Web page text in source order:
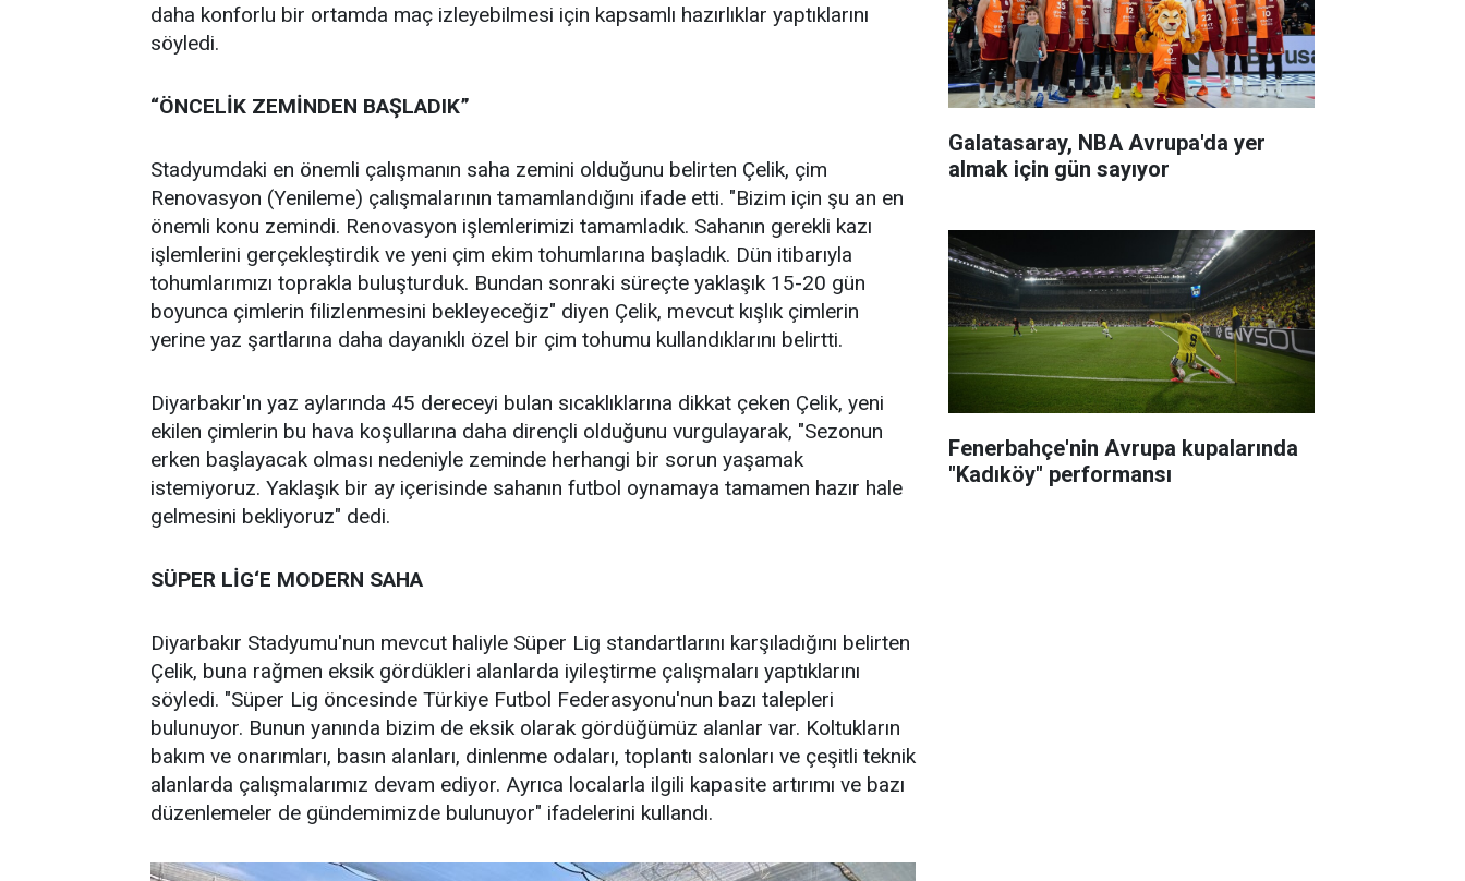
daha konforlu bir ortamda maç izleyebilmesi için kapsamlı hazırlıklar yaptıklarını
söyledi.
“ÖNCELİK ZEMİNDEN BAŞLADIK”
Stadyumdaki en önemli çalışmanın saha zemini olduğunu belirten Çelik, çim
Renovasyon (Yenileme) çalışmalarının tamamlandığını ifade etti. "Bizim için şu an en
önemli konu zemindi. Renovasyon işlemlerimizi tamamladık. Sahanın gerekli kazı
işlemlerini gerçekleştirdik ve yeni çim ekim tohumlarına başladık. Dün itibarıyla
tohumlarımızı toprakla buluşturduk. Bundan sonraki süreçte yaklaşık 15-20 gün
boyunca çimlerin filizlenmesini bekleyeceğiz" diyen Çelik, mevcut kışlık çimlerin
yerine yaz şartlarına daha dayanıklı özel bir çim tohumu kullandıklarını belirtti.
Diyarbakır'ın yaz aylarında 45 dereceyi bulan sıcaklıklarına dikkat çeken Çelik, yeni
ekilen çimlerin bu hava koşullarına daha dirençli olduğunu vurgulayarak, "Sezonun
erken başlayacak olması nedeniyle zeminde herhangi bir sorun yaşamak
istemiyoruz. Yaklaşık bir ay içerisinde sahanın futbol oynamaya tamamen hazır hale
gelmesini bekliyoruz" dedi.
SÜPER LİG‘E MODERN SAHA
Diyarbakır Stadyumu'nun mevcut haliyle Süper Lig standartlarını karşıladığını belirten
Çelik, buna rağmen eksik gördükleri alanlarda iyileştirme çalışmaları yaptıklarını
söyledi. "Süper Lig öncesinde Türkiye Futbol Federasyonu'nun bazı talepleri
bulunuyor. Bunun yanında bizim de eksik olarak gördüğümüz alanlar var. Koltukların
bakım ve onarımları, basın alanları, dinlenme odaları, toplantı salonları ve çeşitli teknik
alanlarda çalışmalarımız devam ediyor. Ayrıca localarla ilgili kapasite artırımı ve bazı
düzenlemeler de gündemimizde bulunuyor" ifadelerini kullandı.
Galatasaray, NBA Avrupa'da yer
almak için gün sayıyor
Fenerbahçe'nin Avrupa kupalarında
"Kadıköy" performansı